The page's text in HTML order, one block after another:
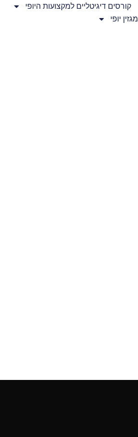
קורסים דיגיטליים למקצועות היופי
מגזין יופי